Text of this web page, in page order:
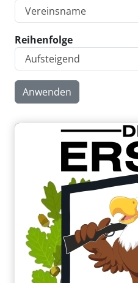
Reihenfolge